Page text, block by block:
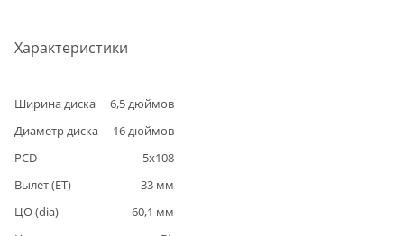
Характеристики
Ширина диска 6,5дюймов
Диаметр диска
16дюймов
PCD
5x108
Вылет (ET)
33 мм
ЦО (dia)
60,1 мм